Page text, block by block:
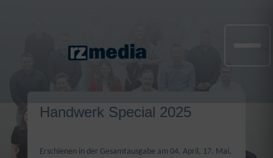
Handwerk Special 2025
Erschienen in der Gesamtausgabe am 04. April, 17. Mai,